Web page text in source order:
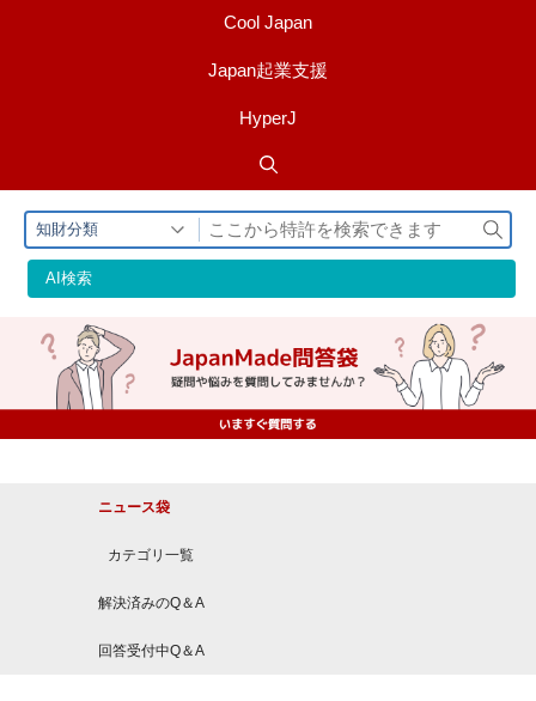
Cool Japan
Japan起業支援
HyperJ
知財分類
検
索
AI検索
ニュース袋
カテゴリ一覧
解決済みのQ＆A
回答受付中Q＆A